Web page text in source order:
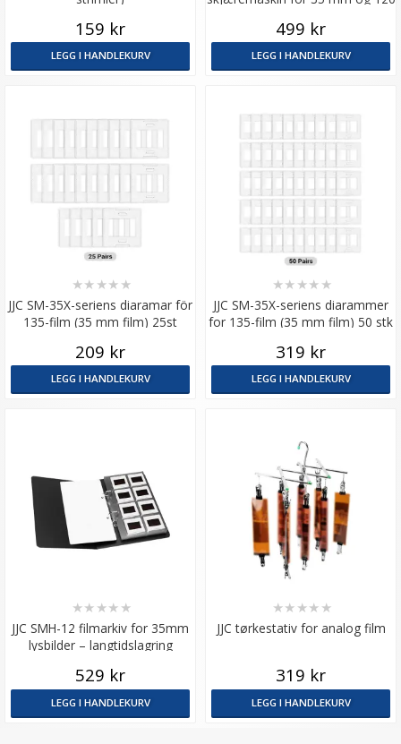
159 kr
LEGG I HANDLEKURV
499 kr
LEGG I HANDLEKURV
JJC SM-35X-seriens diaramar för
135-film (35 mm film) 25st
★★ ★★ ★
209 kr
LEGG I HANDLEKURV
JJC SM-35X-seriens diarammer
for 135-film (35 mm film) 50 stk
★★ ★★ ★
319 kr
LEGG I HANDLEKURV
JJC SMH-12 filmarkiv for 35mm
lysbilder – langtidslagring
★★ ★★ ★
529 kr
LEGG I HANDLEKURV
JJC tørkestativ for analog film
★★ ★★ ★
319 kr
LEGG I HANDLEKURV